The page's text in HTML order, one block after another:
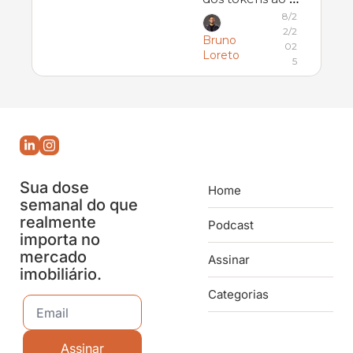
avanço do
funding verde
Bruno
Loreto
8/2
2/2
02
5
Sua dose
semanal do que
realmente
importa no
mercado
imobiliário.
Assinar
Home
Podcast
Assinar
Categorias